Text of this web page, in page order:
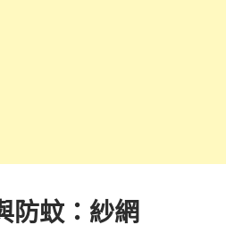
防蚊：紗網